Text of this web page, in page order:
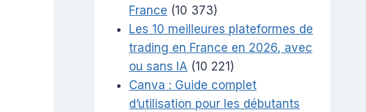
France (10 373)
Les 10 meilleures plateformes de
trading en France en 2026, avec
ou sans IA (10 221)
Canva : Guide complet
d’utilisation pour les débutants